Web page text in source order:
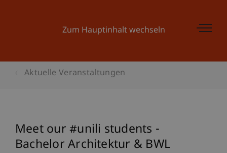
Zum Hauptinhalt wechseln
Aktuelle Veranstaltungen
Meet our #unili students -
Bachelor Architektur & BWL